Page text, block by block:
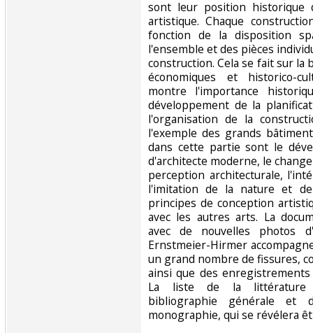
sont leur position historique
artistique. Chaque
fonction de la disposition
l'ensemble et des pièces
construction. Cela se fait sur la
économiques et historico-
montre l'importance
développement de la
l'organisation de la
l'exemple des grands
dans cette partie sont le
d'architecte moderne, le
perception architecturale,
l'imitation de la nature et
principes de conception
avec les autres arts. La
avec de nouvelles photos
Ernstmeier-Hirmer
un grand nombre de fissures,
ainsi que des
La liste de la littérature
bibliographie générale et
monographie, qui se révélera